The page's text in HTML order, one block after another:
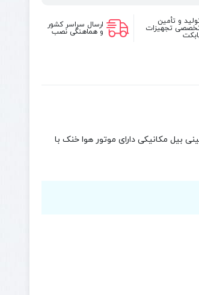
و تأمین
تجهیزات ارسال سراسر کشور
و هماهنگی نصب
بیل مکانیکی دارای موتور هوا خنک با